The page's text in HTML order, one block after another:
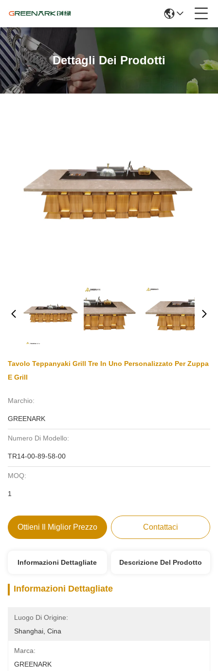
Dettagli Dei Prodotti
Tavolo Teppanyaki Grill Tre In Uno Personalizzato Per Zuppa
E Grill
Marchio:
GREENARK
Numero Di Modello:
TR14-00-89-58-00
MOQ:
1
Ottieni Il Miglior Prezzo Contattaci
Informazioni Dettagliate Descrizione Del Prodotto
Informazioni Dettagliate
Luogo Di Origine:
Shanghai, Cina
Marca:
GREENARK